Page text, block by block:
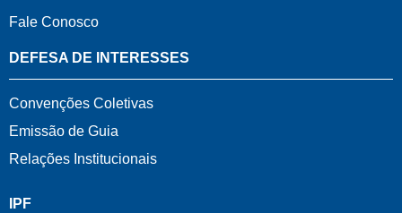
Fale Conosco
DEFESA DE INTERESSES
Convenções Coletivas
Emissão de Guia
Relações Institucionais
IPF